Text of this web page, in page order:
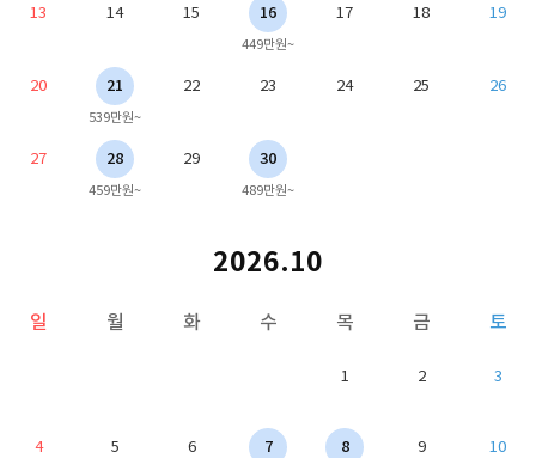
13 14 15 16
449만원~
17 18 19
20 21
539만원~
22 23 24 25 26
27 28
459만원~
29 30
489만원~
2026.10
일 월 화 수 목 금 토
1 2 3
4 5 6 7 8 9 10